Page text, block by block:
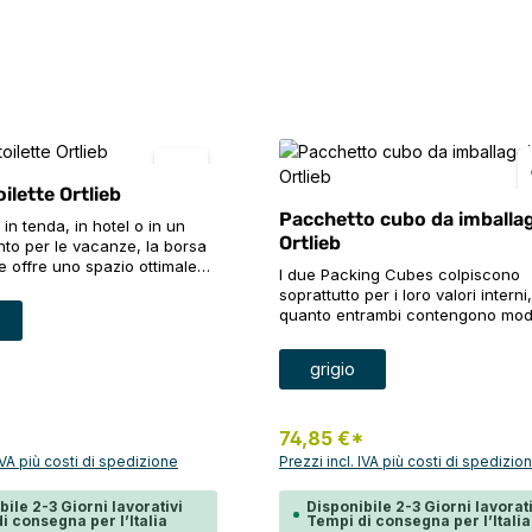
Ortlieb
tenda, in hotel o in un
per le vacanze, la borsa
offre uno spazio ottimale
viaggio. L'imbottitura
a tutto tondo stabilizza la
da toilette e protegge
dalla pressione esterna.
scomparto principale,
a scorrimento le
di organizzare i suoi
leggera con specchio
essere appesa al
allo specchio del
grazie ad un gancio.
più costi di spedizione
2-3 Giorni lavorativi
consegna per l’Italia
Pacchetto cubo da
Ortlieb
I due Packing Cubes colpiscono
soprattutto per i loro valori
quanto entrambi contengono
l'imballaggio senza pieghe e senza
ingombro un gioco da ragazzi.
volume di sei litri, il Packing Cube
magliette. Il volume di dodici litri del
Packing Cube L permette di
con facilità giacche, maglioni,
pantaloni durante i suoi viaggi.
del gruppo è la Toiletry Bag, che
Seleziona
Colore
grigio
74,85 €*
Prezzi incl. IVA più costi di
Disponibile 2-3 Giorni
Tempi di consegna per l’Italia